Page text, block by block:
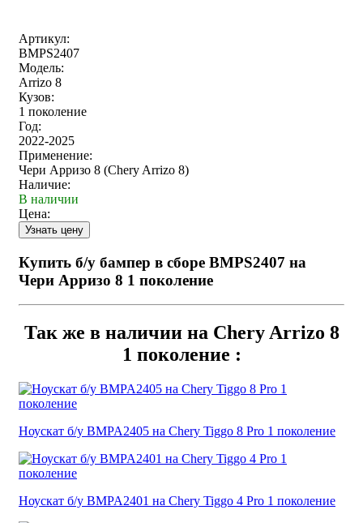
Артикул:
BMPS2407
Модель:
Arrizo 8
Кузов:
1 поколение
Год:
2022-2025
Применение:
Чери Арризо 8 (Chery Arrizo 8)
Наличие:
В наличии
Цена:
Купить б/у бампер в сборе BMPS2407 на
Чери Арризо 8 1 поколение
Так же в наличии на Chery Arrizo 8
1 поколение :
Ноускат б/у BMPA2405 на Chery Tiggo 8 Pro 1 поколение
Ноускат б/у BMPA2401 на Chery Tiggo 4 Pro 1 поколение